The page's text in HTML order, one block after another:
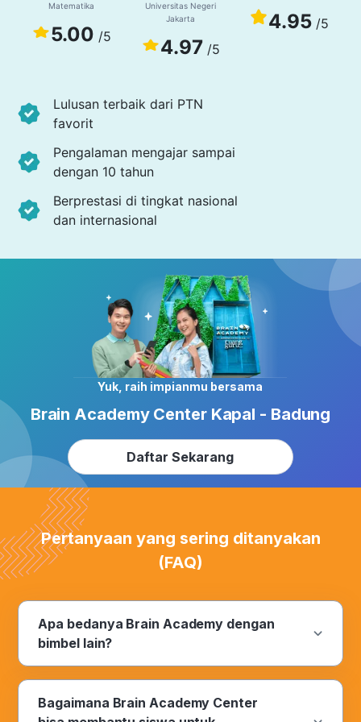
Matematika
5.00 /5
Universitas Negeri
Jakarta
4.97 /5
4.95 /5
Lulusan terbaik dari PTN
favorit
Pengalaman mengajar sampai
dengan 10 tahun
Berprestasi di tingkat nasional
dan internasional
Yuk, raih impianmu bersama
Brain Academy Center Kapal - Badung
Daftar Sekarang
Pertanyaan yang sering ditanyakan
(FAQ)
Apa bedanya Brain Academy dengan
bimbel lain?
Inovasi. Satu kata bermakna yang diyakini
oleh Brain Academy sebagai suatu langkah
Bagaimana Brain Academy Center